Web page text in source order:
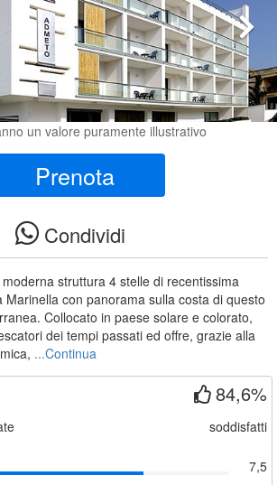
un valore puramente illustrativo
Prenota
Condividi
moderna struttura 4 stelle di recentissima
Marinella con panorama sulla costa di questo
Collocato in paese solare e colorato,
dei tempi passati ed offre, grazie alla
...Continua
84,6%
soddisfatti
7,5